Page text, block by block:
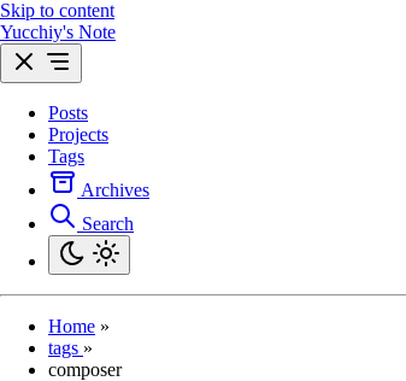
Skip to content
Yucchiy's Note
Posts
Projects
Tags
Archives
Search
Home »
tags »
composer